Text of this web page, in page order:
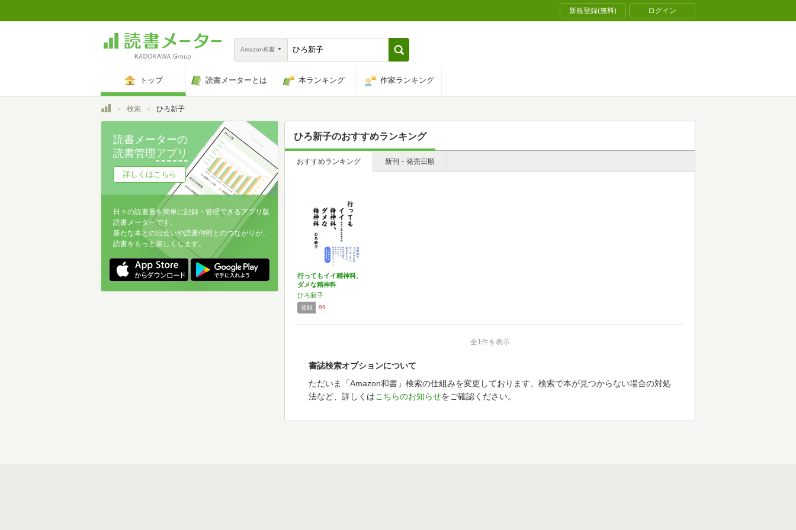
新規登録(無料) ログイン
Amazon和書
トップ 読書メーターとは 本ランキング 作家ランキング
トップ検索 ひろ新子
ひろ新子のおすすめランキング
おすすめランキング 新刊・発売日順
行ってもイイ精神科、
ダメな精神科
ひろ新子
登録 99
全1件を表示
書誌検索オプションについて
ただいま「Amazon和書」検索の仕組みを変更しております。検索で本が見つからない場合の対処
法など、詳しくはこちらのお知らせをご確認ください。
読書メーターの
読書管理アプリ
詳しくはこちら
日々の読書量を簡単に記録・管理できるアプリ版
読書メーターです。
新たな本との出会いや読書仲間とのつながりが、
読書をもっと楽しくします。